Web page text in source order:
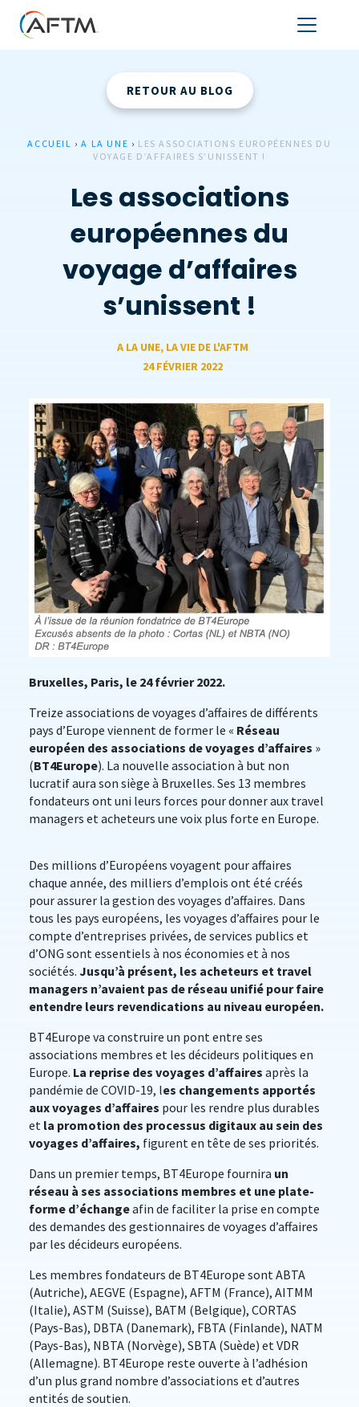
RETOUR AU BLOG
ACCUEIL ›A LA UNE › LES ASSOCIATIONS EUROPÉENNES DU
VOYAGE D’AFFAIRES S’UNISSENT !
Les associations
européennes du
voyage d’affaires
s’unissent !
A LA UNE, LA VIE DE L'AFTM
24 FÉVRIER 2022
Bruxelles, Paris, le 24 février 2022.
Treize associations de voyages d’affaires de différents
pays d’Europe viennent de former le « Réseau
européen des associations de voyages d’affaires »
(BT4Europe). La nouvelle association à but non
lucratif aura son siège à Bruxelles. Ses 13 membres
fondateurs ont uni leurs forces pour donner aux travel
managers et acheteurs une voix plus forte en Europe.
Des millions d’Européens voyagent pour affaires
chaque année, des milliers d’emplois ont été créés
pour assurer la gestion des voyages d’affaires. Dans
tous les pays européens, les voyages d’affaires pour le
compte d’entreprises privées, de services publics et
d’ONG sont essentiels à nos économies et à nos
sociétés. Jusqu’à présent, les acheteurs et travel
managers n’avaient pas de réseau unifié pour faire
entendre leurs revendications au niveau européen.
BT4Europe va construire un pont entre ses
associations membres et les décideurs politiques en
Europe. La reprise des voyages d’affaires après la
pandémie de COVID-19, les changements apportés
aux voyages d’affaires pour les rendre plus durables
et la promotion des processus digitaux au sein des
voyages d’affaires, figurent en tête de ses priorités.
Dans un premier temps, BT4Europe fournira un
réseau à ses associations membres et une plate-
forme d’échangeafin de faciliter la prise en compte
des demandes des gestionnaires de voyages d’affaires
par les décideurs européens.
Les membres fondateurs de BT4Europe sont ABTA
(Autriche), AEGVE (Espagne), AFTM (France), AITMM
(Italie), ASTM (Suisse), BATM (Belgique), CORTAS
(Pays-Bas), DBTA (Danemark), FBTA (Finlande), NATM
(Pays-Bas), NBTA (Norvège), SBTA (Suède) et VDR
(Allemagne). BT4Europe reste ouverte à l’adhésion
d’un plus grand nombre d’associations et d’autres
entités de soutien.